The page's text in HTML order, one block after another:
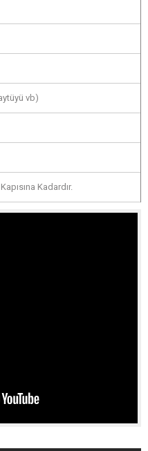
vb)
Kadardır.